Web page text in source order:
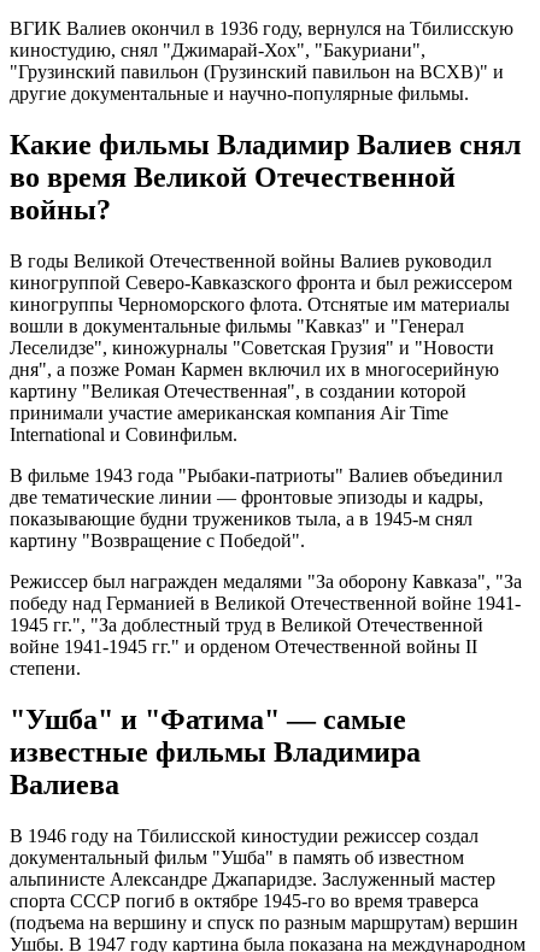
ВГИК Валиев окончил в 1936 году, вернулся на Тбилисскую
киностудию, снял "Джимарай-Хох", "Бакуриани",
"Грузинский павильон (Грузинский павильон на ВСХВ)" и
другие документальные и научно-популярные фильмы.
Какие фильмы Владимир Валиев снял
во время Великой Отечественной
войны?
В годы Великой Отечественной войны Валиев руководил
киногруппой Северо-Кавказского фронта и был режиссером
киногруппы Черноморского флота. Отснятые им материалы
вошли в документальные фильмы "Кавказ" и "Генерал
Леселидзе", киножурналы "Советская Грузия" и "Новости
дня", а позже Роман Кармен включил их в многосерийную
картину "Великая Отечественная", в создании которой
принимали участие американская компания Air Time
International и Совинфильм.
В фильме 1943 года "Рыбаки-патриоты" Валиев объединил
две тематические линии — фронтовые эпизоды и кадры,
показывающие будни тружеников тыла, а в 1945-м снял
картину "Возвращение с Победой".
Режиссер был награжден медалями "За оборону Кавказа", "За
победу над Германией в Великой Отечественной войне 1941-
1945 гг.", "За доблестный труд в Великой Отечественной
войне 1941-1945 гг." и орденом Отечественной войны II
степени.
"Ушба" и "Фатима" — самые
известные фильмы Владимира
Валиева
В 1946 году на Тбилисской киностудии режиссер создал
документальный фильм "Ушба" в память об известном
альпинисте Александре Джапаридзе. Заслуженный мастер
спорта СССР погиб в октябре 1945-го во время траверса
(подъема на вершину и спуск по разным маршрутам) вершин
Ушбы. В 1947 году картина была показана на международном